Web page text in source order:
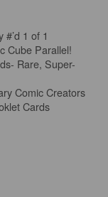
1 of 1
Cube Parallel!
Rare, Super-
Comic Creators
Cards